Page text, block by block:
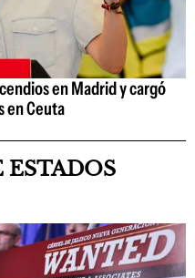
en Madrid y cargó
en Ceuta